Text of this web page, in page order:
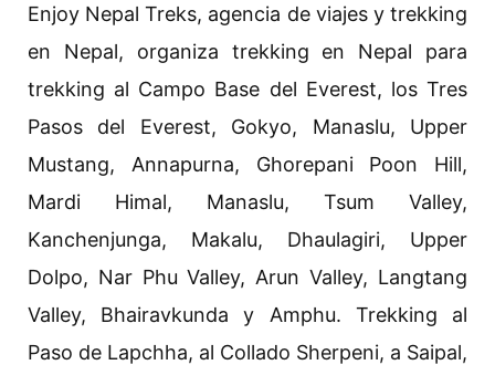
Enjoy Nepal Treks, agencia de viajes y trekking
en Nepal, organiza trekking en Nepal para
trekking al Campo Base del Everest, los Tres
Pasos del Everest, Gokyo, Manaslu, Upper
Mustang, Annapurna, Ghorepani Poon Hill,
Mardi Himal, Manaslu, Tsum Valley,
Kanchenjunga, Makalu, Dhaulagiri, Upper
Dolpo, Nar Phu Valley, Arun Valley, Langtang
Valley, Bhairavkunda y Amphu. Trekking al
Paso de Lapchha, al Collado Sherpeni, a Saipal,